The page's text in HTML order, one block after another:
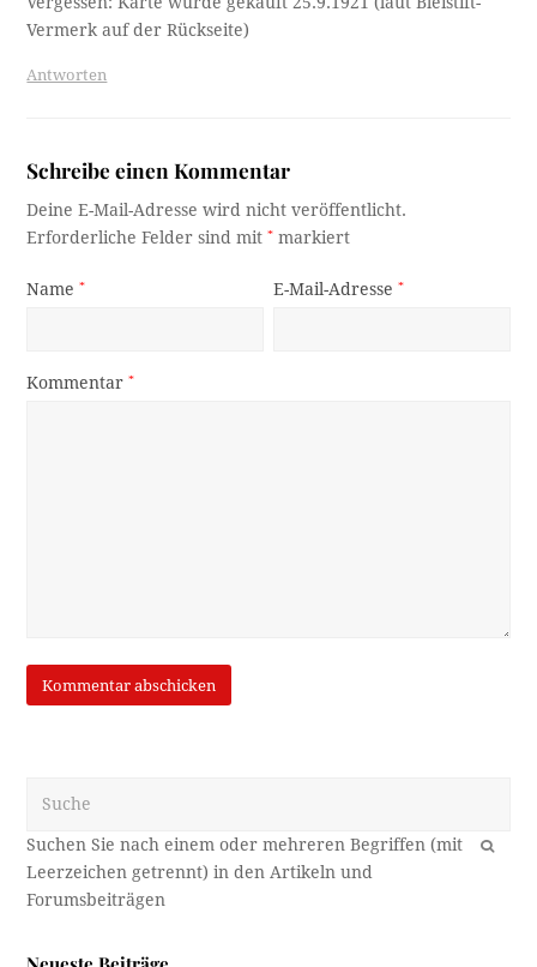
Vermerk auf der Rückseite)
Antworten
Schreibe einen Kommentar
Deine E-Mail-Adresse wird nicht veröffentlicht.
Erforderliche Felder sind mit* markiert
Name* E-Mail-Adresse*
Kommentar*
OK